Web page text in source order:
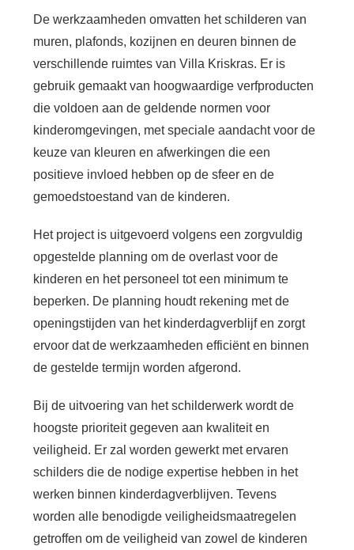
De werkzaamheden omvatten het schilderen van
muren, plafonds, kozijnen en deuren binnen de
verschillende ruimtes van Villa Kriskras. Er is
gebruik gemaakt van hoogwaardige verfproducten
die voldoen aan de geldende normen voor
kinderomgevingen, met speciale aandacht voor de
keuze van kleuren en afwerkingen die een
positieve invloed hebben op de sfeer en de
gemoedstoestand van de kinderen.
Het project is uitgevoerd volgens een zorgvuldig
opgestelde planning om de overlast voor de
kinderen en het personeel tot een minimum te
beperken. De planning houdt rekening met de
openingstijden van het kinderdagverblijf en zorgt
ervoor dat de werkzaamheden efficiënt en binnen
de gestelde termijn worden afgerond.
Bij de uitvoering van het schilderwerk wordt de
hoogste prioriteit gegeven aan kwaliteit en
veiligheid. Er zal worden gewerkt met ervaren
schilders die de nodige expertise hebben in het
werken binnen kinderdagverblijven. Tevens
worden alle benodigde veiligheidsmaatregelen
getroffen om de veiligheid van zowel de kinderen